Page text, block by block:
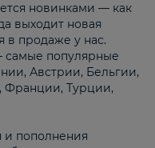
новинками — как
выходит новая
в продаже у нас.
самые популярные
Австрии, Бельгии,
Турции,
и пополнения